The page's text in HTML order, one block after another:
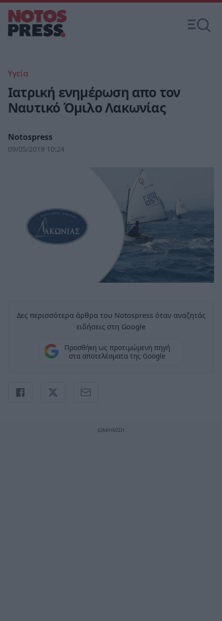
Υγεία
Ιατρική ενημέρωση απο τον
Ναυτικό Όμιλο Λακωνίας
Notospress
09/05/2019 10:24
Δες περισσότερα άρθρα του Notospress όταν αναζητάς
ειδήσεις στη Google
Προσθήκη ως προτιμώμενη πηγή
στα αποτελέσματα της Google